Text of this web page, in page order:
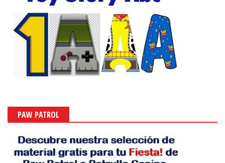
PAW PATROL